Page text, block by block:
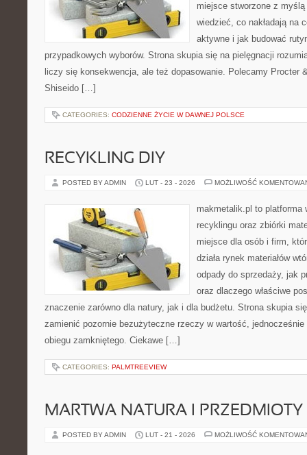
miejsce stworzone z
wiedzieć, co nakładają na
aktywne i jak budować
przypadkowych wyborów. Strona skupia się na pielęgnacji
liczy się konsekwencja, ale też dopasowanie. Polecamy Procter
Shiseido […]
CATEGORIES: CODZIENNE ŻYCIE W DAWNEJ POLSCE
RECYKLING DIY
POSTED BY ADMIN LUT - 23 - 2026 MOŻLIWOŚĆ
makmetalik.pl to platforma
recyklingu oraz zbiórki
miejsce dla osób i firm,
działa rynek materiałów
odpady do sprzedaży, jak
oraz dlaczego właściwe
znaczenie zarówno dla natury, jak i dla budżetu. Strona skupia
zamienić pozornie bezużyteczne rzeczy w wartość, jednocześnie
obiegu zamkniętego. Ciekawe […]
CATEGORIES: PALMTREEVIEW
MARTWA NATURA I PRZEDMIOTY
POSTED BY ADMIN LUT - 21 - 2026 MOŻLIWOŚĆ